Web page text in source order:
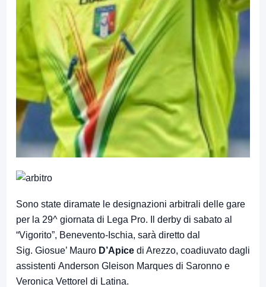
Sono state diramate le designazioni arbitrali delle gare
per la 29^ giornata di Lega Pro. Il derby di sabato al
“Vigorito”, Benevento-Ischia, sarà diretto dal
Sig. Giosue’ Mauro D’Apice di Arezzo, coadiuvato dagli
assistenti Anderson Gleison Marques di Saronno e
Veronica Vettorel di Latina.